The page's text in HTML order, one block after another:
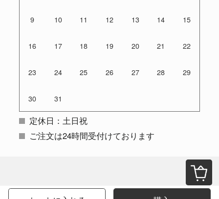
9 10 11 12 13 14 15
16 17 18 19 20 21 22
23 24 25 26 27 28 29
30 31
定休日：土日祝
ご注文は24時間受付けております